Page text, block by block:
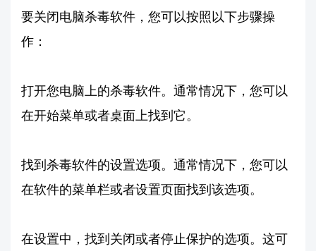
要关闭电脑杀毒软件，您可以按照以下步骤操
作：
打开您电脑上的杀毒软件。通常情况下，您可以
在开始菜单或者桌面上找到它。
找到杀毒软件的设置选项。通常情况下，您可以
在软件的菜单栏或者设置页面找到该选项。
在设置中，找到关闭或者停止保护的选项。这可